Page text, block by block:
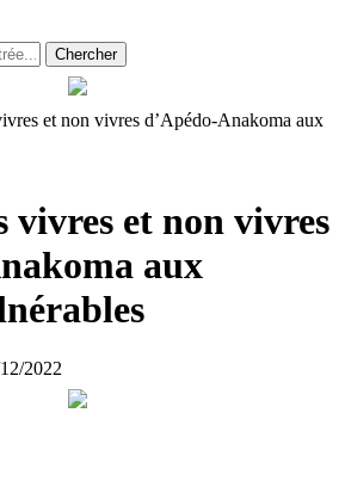
Chercher
et non vivres d’Apédo-Anakoma aux
vivres et non vivres
aux
2022